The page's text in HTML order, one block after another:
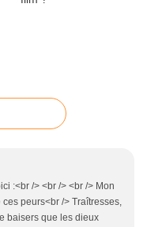
:<br /> <br /> <br /> Mon
ces peurs<br /> Traîtresses,
baisers que les dieux